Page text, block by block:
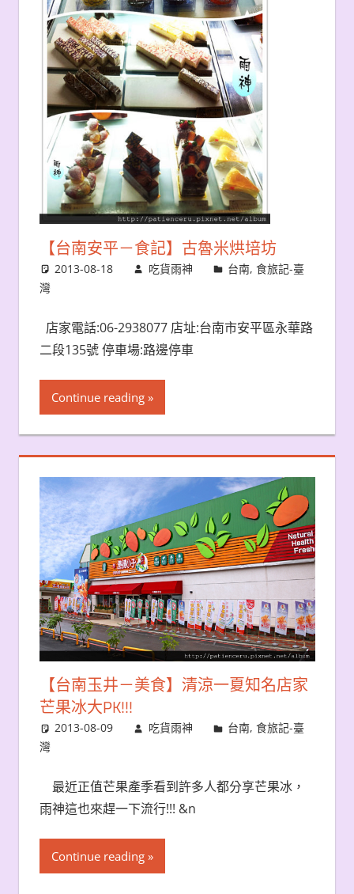
【台南安平－食記】古魯米烘培坊
2013-08-18 吃貨雨神 台南,食旅記-臺
灣
店家電話:06-2938077 店址:台南市安平區永華路
二段135號 停車場:路邊停車
Continue reading
【台南玉井－美食】清涼一夏知名店家
芒果冰大PK!!!
2013-08-09 吃貨雨神 台南,食旅記-臺
灣
最近正值芒果產季看到許多人都分享芒果冰，
雨神這也來趕一下流行!!! &n
Continue reading